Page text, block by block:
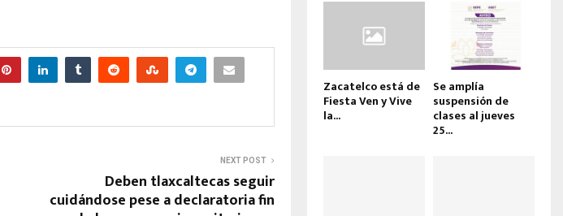
NEXT POST
Deben tlaxcaltecas seguir
cuidándose pese a declaratoria fin
Zacatelco está de
Fiesta Ven y Vive
la...
Se amplía
suspensión de
clases al jueves
25...